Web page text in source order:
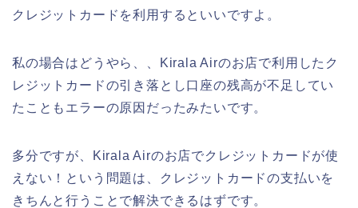
クレジットカードを利用するといいですよ。
私の場合はどうやら、、Kirala Airのお店で利用したク
レジットカードの引き落とし口座の残高が不足してい
たこともエラーの原因だったみたいです。
多分ですが、Kirala Airのお店でクレジットカードが使
えない！という問題は、クレジットカードの支払いを
きちんと行うことで解決できるはずです。